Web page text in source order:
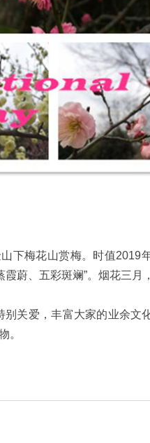
下梅花山赏梅。时值2019
蔚、五彩斑斓”。烟花三月
关爱，丰富大家的业余文
。